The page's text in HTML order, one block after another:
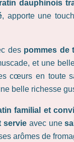
dauphinois
, apporte une
des pommes de
et une
cœurs en toute
belle richesse
familial et
servieavec une
arômes de